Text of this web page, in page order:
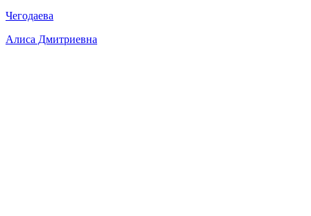
Чегодаева
Алиса Дмитриевна